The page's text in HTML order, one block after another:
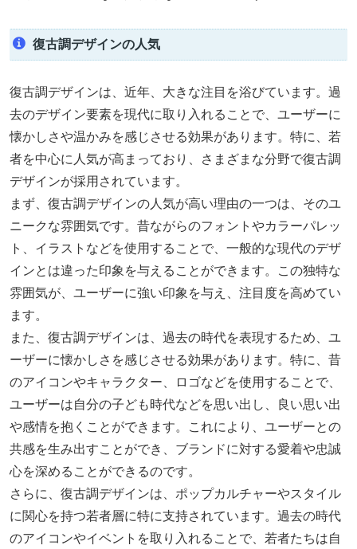
復古調デザインの人気
復古調デザインは、近年、大きな注目を浴びています。過
去のデザイン要素を現代に取り入れることで、ユーザーに
懐かしさや温かみを感じさせる効果があります。特に、若
者を中心に人気が高まっており、さまざまな分野で復古調
デザインが採用されています。
まず、復古調デザインの人気が高い理由の一つは、そのユ
ニークな雰囲気です。昔ながらのフォントやカラーパレッ
ト、イラストなどを使用することで、一般的な現代のデザ
インとは違った印象を与えることができます。この独特な
雰囲気が、ユーザーに強い印象を与え、注目度を高めてい
ます。
また、復古調デザインは、過去の時代を表現するため、ユ
ーザーに懐かしさを感じさせる効果があります。特に、昔
のアイコンやキャラクター、ロゴなどを使用することで、
ユーザーは自分の子ども時代などを思い出し、良い思い出
や感情を抱くことができます。これにより、ユーザーとの
共感を生み出すことができ、ブランドに対する愛着や忠誠
心を深めることができるのです。
さらに、復古調デザインは、ポップカルチャーやスタイル
に関心を持つ若者層に特に支持されています。過去の時代
のアイコンやイベントを取り入れることで、若者たちは自